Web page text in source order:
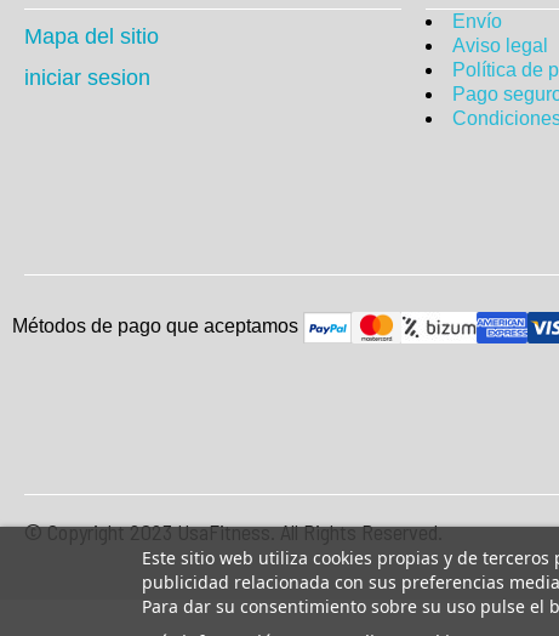
Este sitio web utiliza cookies propias y de
publicidad relacionada con sus preferencias
Para dar su consentimiento sobre su uso pulse el
Mapa del sitio
iniciar sesion
Envío
Aviso legal
Política de
Pago
Métodos de pago que aceptamos
© Copyright 2023 UsaFitness. All Rights Reserved.